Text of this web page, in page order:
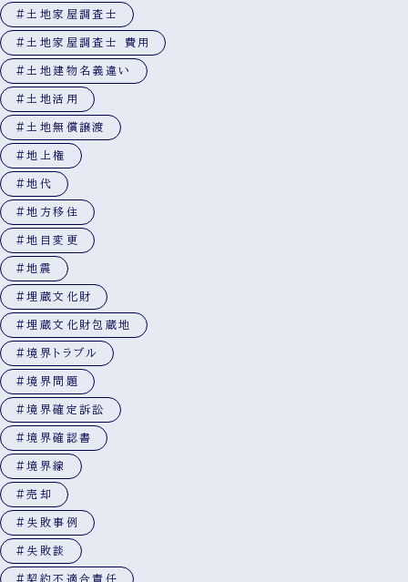
#土地家屋調査士
#土地家屋調査士 費用
#土地建物名義違い
#土地活用
#土地無償譲渡
#地上権
#地代
#地方移住
#地目変更
#地震
#埋蔵文化財
#埋蔵文化財包蔵地
#境界トラブル
#境界問題
#境界確定訴訟
#境界確認書
#境界線
#売却
#失敗事例
#失敗談
#契約不適合責任